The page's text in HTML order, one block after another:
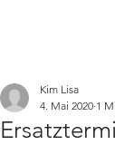
Kim Lisa
4. Mai 2020 1